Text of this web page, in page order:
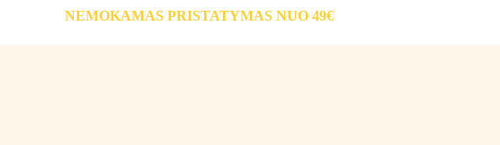
NEMOKAMAS PRISTATYMAS NUO 49€